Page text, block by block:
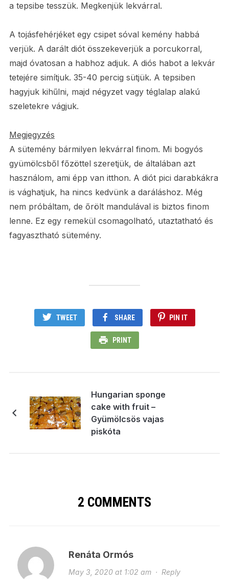
a tepsibe tesszük. Megkenjük lekvárral.
A tojásfehérjéket egy csipet sóval kemény habbá
verjük. A darált diót összekeverjük a porcukorral,
majd óvatosan a habhoz adjuk. A diós habot a lekvár
tetejére simítjuk. 35-40 percig sütjük. A tepsiben
hagyjuk kihűlni, majd négyzet vagy téglalap alakú
szeletekre vágjuk.
Megjegyzés
A sütemény bármilyen lekvárral finom. Mi bogyós
gyümölcsből főzöttel szeretjük, de általában azt
használom, ami épp van itthon. A diót pici darabkákra
is vághatjuk, ha nincs kedvünk a daráláshoz. Még
nem próbáltam, de őrölt mandulával is biztos finom
lenne. Ez egy remekül csomagolható, utaztatható és
fagyasztható sütemény.
TWEET SHARE PIN IT
PRINT
Hungarian sponge
cake with fruit –
Gyümölcsös vajas
piskóta
2 COMMENTS
Renáta Ormós
May 3, 2020 at 1:02 am· Reply